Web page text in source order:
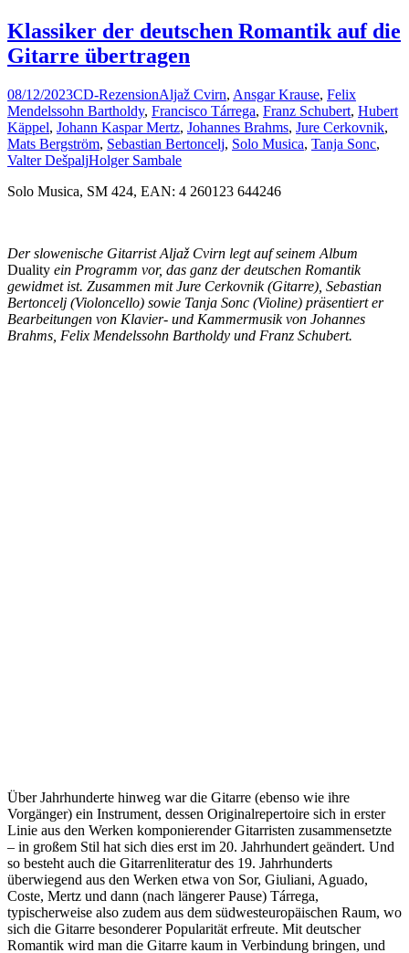
Klassiker der deutschen Romantik auf die
Gitarre übertragen
08/12/2023CD-RezensionAljaž Cvirn, Ansgar Krause, Felix
Mendelssohn Bartholdy, Francisco Tárrega, Franz Schubert, Hubert
Käppel, Johann Kaspar Mertz, Johannes Brahms, Jure Cerkovnik,
Mats Bergström, Sebastian Bertoncelj, Solo Musica, Tanja Sonc,
Valter DešpaljHolger Sambale
Solo Musica, SM 424, EAN: 4 260123 644246
Der slowenische Gitarrist Aljaž Cvirn legt auf seinem Album
Duality ein Programm vor, das ganz der deutschen Romantik
gewidmet ist. Zusammen mit Jure Cerkovnik (Gitarre), Sebastian
Bertoncelj (Violoncello) sowie Tanja Sonc (Violine) präsentiert er
Bearbeitungen von Klavier- und Kammermusik von Johannes
Brahms, Felix Mendelssohn Bartholdy und Franz Schubert.
Über Jahrhunderte hinweg war die Gitarre (ebenso wie ihre
Vorgänger) ein Instrument, dessen Originalrepertoire sich in erster
Linie aus den Werken komponierender Gitarristen zusammensetzte
– in großem Stil hat sich dies erst im 20. Jahrhundert geändert. Und
so besteht auch die Gitarrenliteratur des 19. Jahrhunderts
überwiegend aus den Werken etwa von Sor, Giuliani, Aguado,
Coste, Mertz und dann (nach längerer Pause) Tárrega,
typischerweise also zudem aus dem südwesteuropäischen Raum, wo
sich die Gitarre besonderer Popularität erfreute. Mit deutscher
Romantik wird man die Gitarre kaum in Verbindung bringen, und